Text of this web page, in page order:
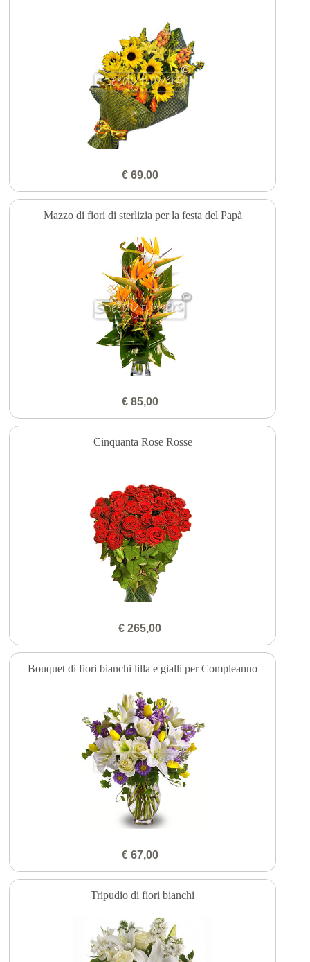
€ 69,00
Mazzo di fiori di sterlizia per la festa del Papà
€ 85,00
Cinquanta Rose Rosse
€ 265,00
Bouquet di fiori bianchi lilla e gialli per Compleanno
€ 67,00
Tripudio di fiori bianchi